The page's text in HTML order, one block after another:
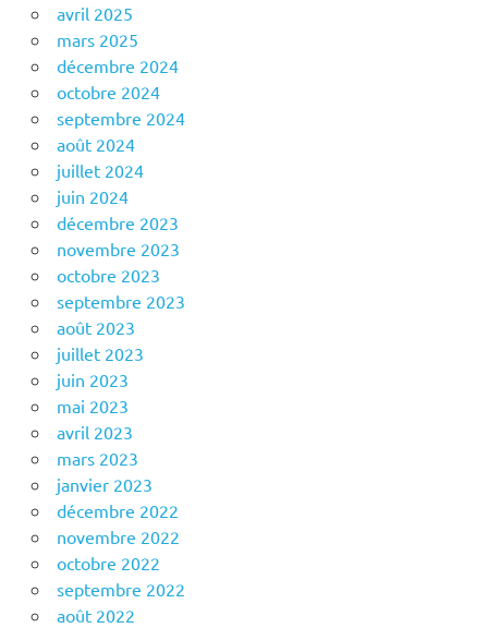
avril 2025
mars 2025
décembre 2024
octobre 2024
septembre 2024
août 2024
juillet 2024
juin 2024
décembre 2023
novembre 2023
octobre 2023
septembre 2023
août 2023
juillet 2023
juin 2023
mai 2023
avril 2023
mars 2023
janvier 2023
décembre 2022
novembre 2022
octobre 2022
septembre 2022
août 2022